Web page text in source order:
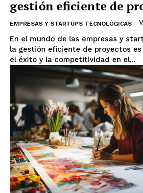
gestión eficiente de
EMPRESAS Y STARTUPS TECNOLÓGICAS
En el mundo de las empresas y
la gestión eficiente de proyectos
el éxito y la competitividad en el...